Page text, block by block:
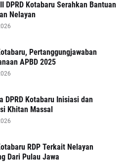
DPRD Kotabaru Serahkan Bantuan
Nelayan
Pertanggungjawaban
APBD 2025
DPRD Kotabaru Inisiasi dan
Khitan Massal
RDP Terkait Nelayan
Dari Pulau Jawa